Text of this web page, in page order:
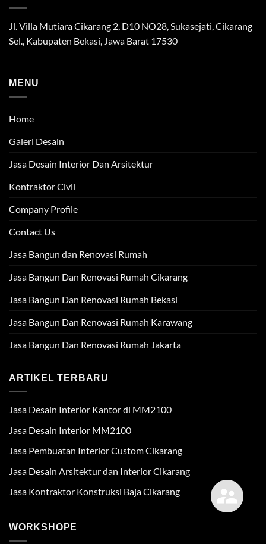
Jl. Villa Mutiara Cikarang 2, D10 NO28, Sukasejati, Cikarang
Sel., Kabupaten Bekasi, Jawa Barat 17530
MENU
Home
Galeri Desain
Jasa Desain Interior Dan Arsitektur
Kontraktor Civil
Company Profile
Contact Us
Jasa Bangun dan Renovasi Rumah
Jasa Bangun Dan Renovasi Rumah Cikarang
Jasa Bangun Dan Renovasi Rumah Bekasi
Jasa Bangun Dan Renovasi Rumah Karawang
Jasa Bangun Dan Renovasi Rumah Jakarta
ARTIKEL TERBARU
Jasa Desain Interior Kantor di MM2100
Jasa Desain Interior MM2100
Jasa Pembuatan Interior Custom Cikarang
Jasa Desain Arsitektur dan Interior Cikarang
Jasa Kontraktor Konstruksi Baja Cikarang
WORKSHOPE